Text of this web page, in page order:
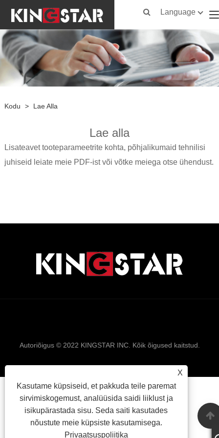
Language
Kodu > Lae Alla
Lae alla
Lisateavet tooteparameetrite kohta, põhjalikumaid tehnilisi
juhiseid leiate meie PDF-ist või võtke meiega otse ühendust.
X
Kasutame küpsiseid, et pakkuda teile paremat
sirvimiskogemust, analüüsida saidi liiklust ja
isikupärastada sisu. Seda saiti kasutades
nõustute meie küpsiste kasutamisega.
Privaatsuspoliitika
Autoriõigus © 2022 KINGSTAR INC. Kõik õigused kaitstud.